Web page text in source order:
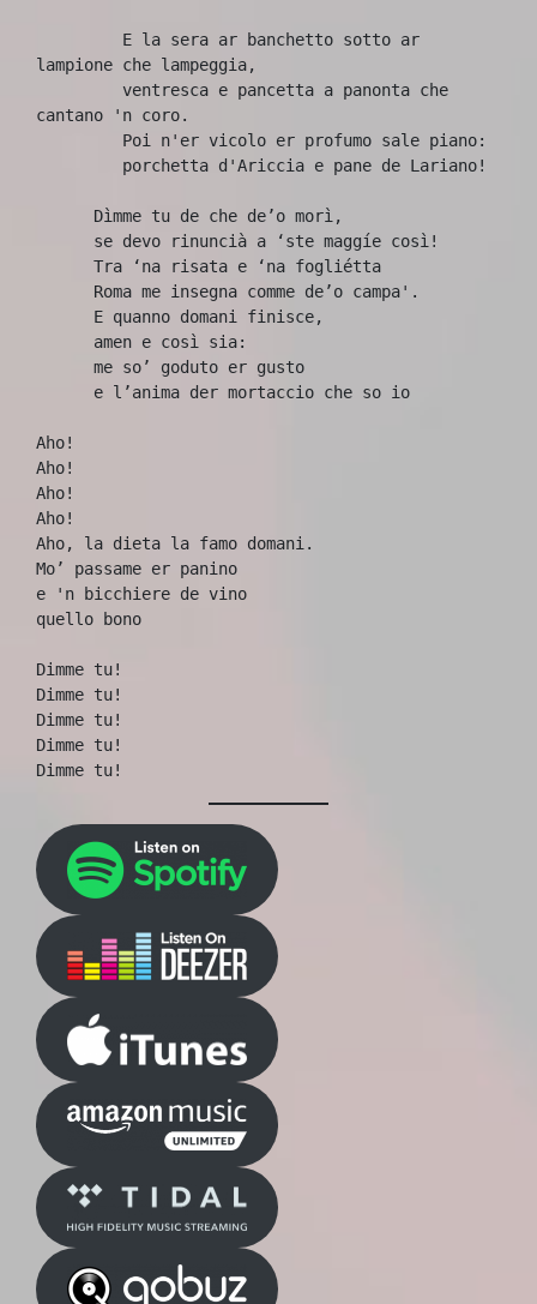
lampione che lampeggia,
cantano 'n coro.
         Poi n'er vicolo er profumo sale piano:
         porchetta d'Ariccia e pane de Lariano!
      Dìmme tu de che de’o morì,
      se devo rinuncià a ‘ste maggíe così!
      Tra ‘na risata e ‘na fogliétta
      Roma me insegna comme de’o campa'.
      E quanno domani finisce,
      amen e così sia:
      me so’ goduto er gusto
      e l’anima der mortaccio che so io
Aho!
Aho!
Aho!
Aho!
Aho, la dieta la famo domani.
Mo’ passame er panino
e 'n bicchiere de vino
quello bono
Dimme tu!
Dimme tu!
Dimme tu!
Dimme tu!
Dimme tu!